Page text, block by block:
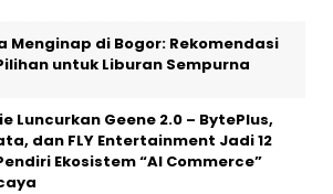
Menginap di Bogor: Rekomendasi
untuk Liburan Sempurna
Luncurkan Geene 2.0 – BytePlus,
dan FLY Entertainment Jadi 12
Ekosistem “AI Commerce”